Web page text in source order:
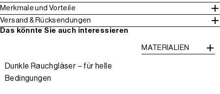
Merkmale und Vorteile
Versand & Rücksendungen
Das könnte Sie auch interessieren
Dunkle Rauchgläser – für helle
Bedingungen
MATERIALIEN